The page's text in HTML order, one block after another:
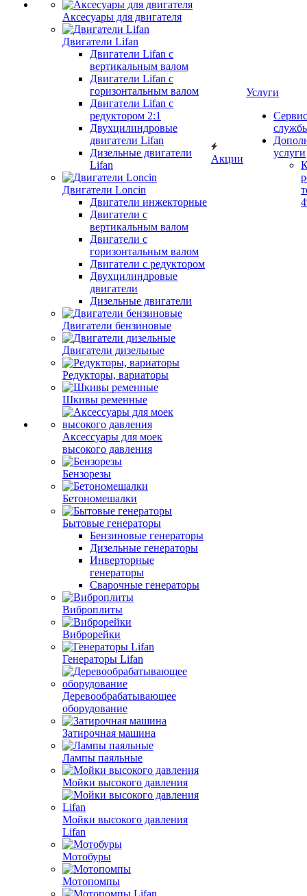
Аксесуары для двигателя
Двигатели Lifan
Двигатели Lifan с
вертикальным валом
Двигатели Lifan с
горизонтальным валом
Двигатели Lifan с
редуктором 2:1
Двухцилиндровые
двигатели Lifan
Дизельные двигатели
Lifan
Двигатели Loncin
Двигатели инжекторные
Двигатели с
вертикальным валом
Двигатели с
горизонтальным валом
Двигатели с редуктором
Двухцилиндровые
двигатели
Дизельные двигатели
Двигатели бензиновые
Двигатели дизельные
Редукторы, вариаторы
Шкивы ременные
Аксессуары для моек
высокого давления
Бензорезы
Бетономешалки
Бытовые генераторы
Бензиновые генераторы
Дизельные генераторы
Инверторные
генераторы
Сварочные генераторы
Виброплиты
Виброрейки
Генераторы Lifan
Деревообрабатывающее
оборудование
Затирочная машина
Лампы паяльные
Мойки высокого давления
Мойки высокого давления
Lifan
Мотобуры
Мотопомпы
Акции
Услуги
услуги